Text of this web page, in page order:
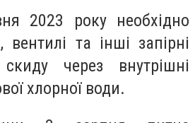
2023 року необхідно
вентилі та інші запірні
через внутрішні
хлорної води.